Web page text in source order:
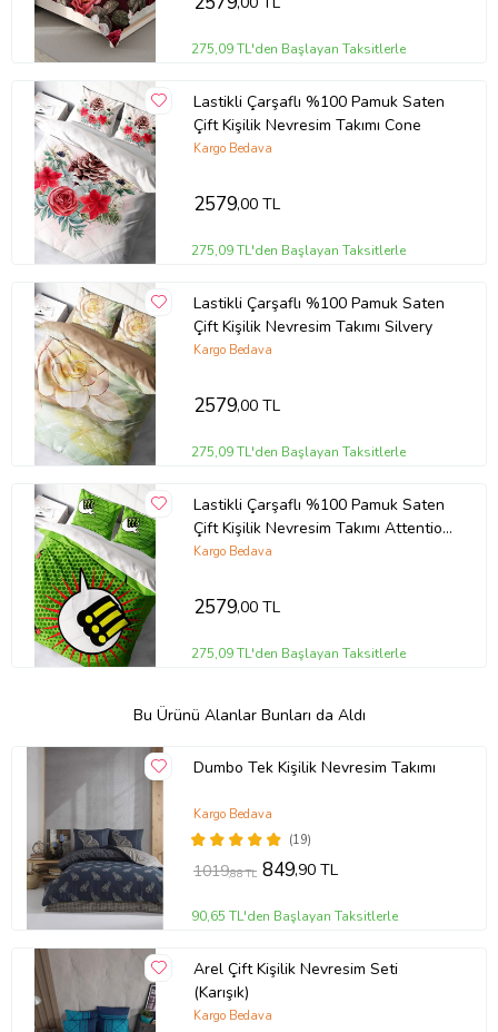
275,09 TL'den Başlayan Taksitlerle
Lastikli Çarşaflı %100 Pamuk Saten
Çift Kişilik Nevresim Takımı Cone
Kargo Bedava
2579,00 TL
275,09 TL'den Başlayan Taksitlerle
Lastikli Çarşaflı %100 Pamuk Saten
Çift Kişilik Nevresim Takımı Silvery
Kargo Bedava
2579,00 TL
275,09 TL'den Başlayan Taksitlerle
Lastikli Çarşaflı %100 Pamuk Saten
Çift Kişilik Nevresim Takımı Attention
Please
Kargo Bedava
2579,00 TL
275,09 TL'den Başlayan Taksitlerle
Bu Ürünü Alanlar Bunları da Aldı
Dumbo Tek Kişilik Nevresim Takımı
(19)
Kargo Bedava
1019,88 TL 849,90 TL
90,65 TL'den Başlayan Taksitlerle
Arel Çift Kişilik Nevresim Seti
(Karışık)
Kargo Bedava